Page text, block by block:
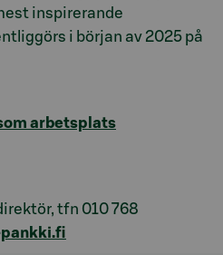
inspirerande
i början av 2025 på
arbetsplats
tfn 010 768